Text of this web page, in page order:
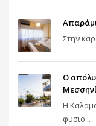
Στην
Ο
Η
φυσιο...